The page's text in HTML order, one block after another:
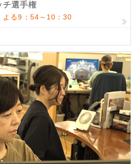
チ選手権
よる9：54～10：30